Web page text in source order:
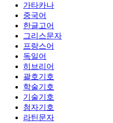
가타카나
중국어
한글고어
그리스문자
프랑스어
독일어
히브리어
괄호기호
학술기호
기술기호
첨자기호
라틴문자